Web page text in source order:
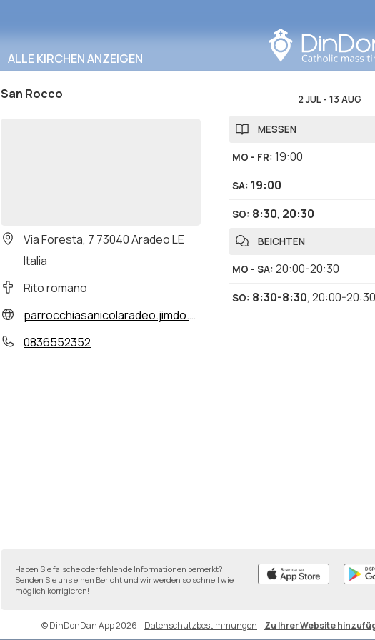
ALLE KIRCHEN ANZEIGEN
San Rocco
Via Foresta, 7 73040 Aradeo LE
Italia
Rito romano
parrocchiasanicolaradeo.jimdo.com
0836552352
2 JUL- 13 AUG
MESSEN
MO - FR: 19:00
SA: 19:00
SO: 8:30, 20:30
BEICHTEN
MO - SA: 20:00-20:30
SO: 8:30-8:30, 20:00-20:30
Haben Sie falsche oder fehlende Informationen bemerkt?
Senden Sie uns einen Bericht und wir werden so schnell wie
möglich korrigieren!
© DinDonDan App 2026–Datenschutzbestimmungen–Zu Ihrer Website